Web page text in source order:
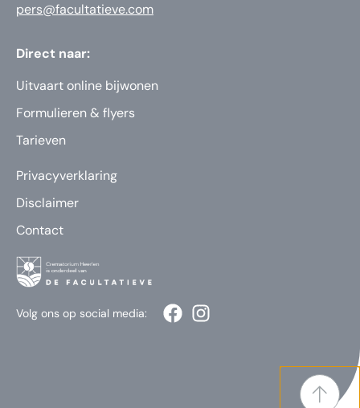
pers@facultatieve.com
Direct naar:
Uitvaart online bijwonen
Formulieren & flyers
Tarieven
Privacyverklaring
Disclaimer
Contact
Volg ons op social media: